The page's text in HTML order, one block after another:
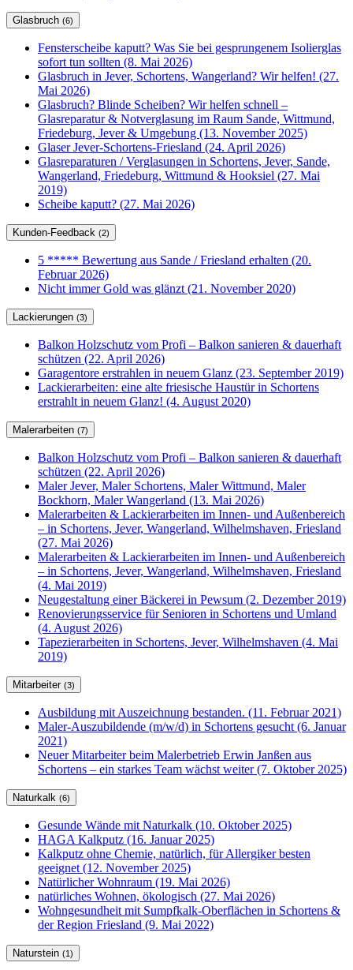
Glasbruch (6)
Fensterscheibe kaputt? Was Sie bei gesprungenem Isolierglas
sofort tun sollten (8. Mai 2026)
Glasbruch in Jever, Schortens, Wangerland? Wir helfen! (27.
Mai 2026)
Glasbruch? Blinde Scheiben? Wir helfen schnell –
Glasreparatur & Notverglasung im Raum Sande, Wittmund,
Friedeburg, Jever & Umgebung (13. November 2025)
Glaser Jever-Schortens-Friesland (24. April 2026)
Glasreparaturen / Verglasungen in Schortens, Jever, Sande,
Wangerland, Friedeburg, Wittmund & Hooksiel (27. Mai
2019)
Scheibe kaputt? (27. Mai 2026)
Kunden-Feedback (2)
5 ***** Bewertung aus Sande / Friesland erhalten (20.
Februar 2026)
Nicht immer Gold was glänzt (21. November 2020)
Lackierungen (3)
Balkon Holzschutz vom Profi – Balkon sanieren & dauerhaft
schützen (22. April 2026)
Garagentore erstrahlen in neuem Glanz (23. September 2019)
Lackierarbeiten: eine alte friesische Haustür in Schortens
erstrahlt in neuem Glanz! (4. August 2020)
Malerarbeiten (7)
Balkon Holzschutz vom Profi – Balkon sanieren & dauerhaft
schützen (22. April 2026)
Maler Jever, Maler Schortens, Maler Wittmund, Maler
Bockhorn, Maler Wangerland (13. Mai 2026)
Malerarbeiten & Lackierarbeiten im Innen- und Außenbereich
– in Schortens, Jever, Wangerland, Wilhelmshaven, Friesland
(27. Mai 2026)
Malerarbeiten & Lackierarbeiten im Innen- und Außenbereich
– in Schortens, Jever, Wangerland, Wilhelmshaven, Friesland
(4. Mai 2019)
Neugestaltung einer Bäckerei in Pewsum (2. Dezember 2019)
Renovierungsservice für Senioren in Schortens und Umland
(4. August 2026)
Tapezierarbeiten in Schortens, Jever, Wilhelmshaven (4. Mai
2019)
Mitarbeiter (3)
Ausbildung mit Auszeichnung bestanden. (11. Februar 2021)
Maler-Auszubildende (m/w/d) in Schortens gesucht (6. Januar
2021)
Neuer Mitarbeiter beim Malerbetrieb Erwin Janßen aus
Schortens – ein starkes Team wächst weiter (7. Oktober 2025)
Naturkalk (6)
Gesunde Wände mit Naturkalk (10. Oktober 2025)
HAGA Kalkputz (16. Januar 2025)
Kalkputz ohne Chemie, natürlich, für Allergiker besten
geeignet (12. November 2025)
Natürlicher Wohnraum (19. Mai 2026)
natürliches Wohnen, ökologisch (27. Mai 2026)
Wohngesundheit mit Sumpfkalk-Oberflächen in Schortens &
der Region Friesland (9. Mai 2022)
Naturstein (1)